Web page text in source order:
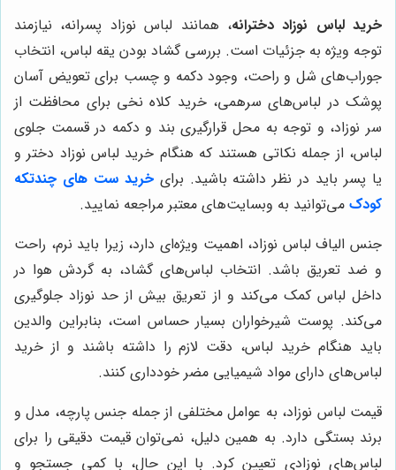
خرید لباس نوزاد دخترانه، همانند لباس نوزاد پسرانه، نیازمند
توجه ویژه به جزئیات است. بررسی گشاد بودن یقه لباس، انتخاب
جوراب‌های شل و راحت، وجود دکمه و چسب برای تعویض آسان
پوشک در لباس‌های سرهمی، خرید کلاه نخی برای محافظت از
سر نوزاد، و توجه به محل قرارگیری بند و دکمه در قسمت جلوی
لباس، از جمله نکاتی هستند که هنگام خرید لباس نوزاد دختر و
یا پسر باید در نظر داشته باشید. برایخرید ست های چندتکه
کودک می‌توانید به وبسایت‌های معتبر مراجعه نمایید.
جنس الیاف لباس نوزاد، اهمیت ویژه‌ای دارد، زیرا باید نرم، راحت
و ضد تعریق باشد. انتخاب لباس‌های گشاد، به گردش هوا در
داخل لباس کمک می‌کند و از تعریق بیش از حد نوزاد جلوگیری
می‌کند. پوست شیرخواران بسیار حساس است، بنابراین والدین
باید هنگام خرید لباس، دقت لازم را داشته باشند و از خرید
لباس‌های دارای مواد شیمیایی مضر خودداری کنند.
قیمت لباس نوزاد، به عوامل مختلفی از جمله جنس پارچه، مدل و
برند بستگی دارد. به همین دلیل، نمی‌توان قیمت دقیقی را برای
لباس‌های نوزادی تعیین کرد. با این حال، با کمی جستجو و